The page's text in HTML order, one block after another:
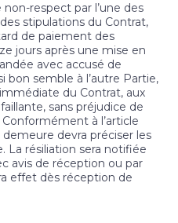
respect par l’une des
stipulations du Contrat,
de paiement des
jours après une mise en
avec accusé de
bon semble à l’autre Partie,
du Contrat, aux
sans préjudice de
à l’article
demeure devra préciser les
La résiliation sera notifiée
avis de réception ou par
effet dès réception de